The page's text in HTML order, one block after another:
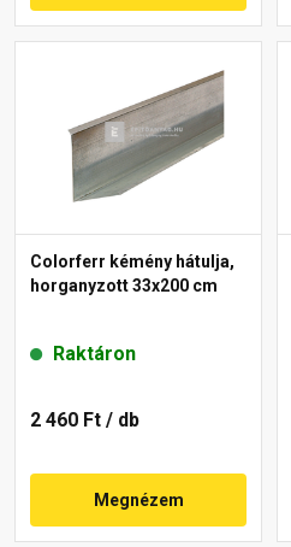
Colorferr kémény hátulja,
horganyzott 33x200 cm
Raktáron
2 460 Ft / db
Megnézem